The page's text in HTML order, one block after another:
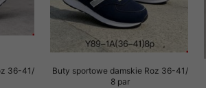
36-41/
Buty sportowe damskie Roz 36-41/
8 par